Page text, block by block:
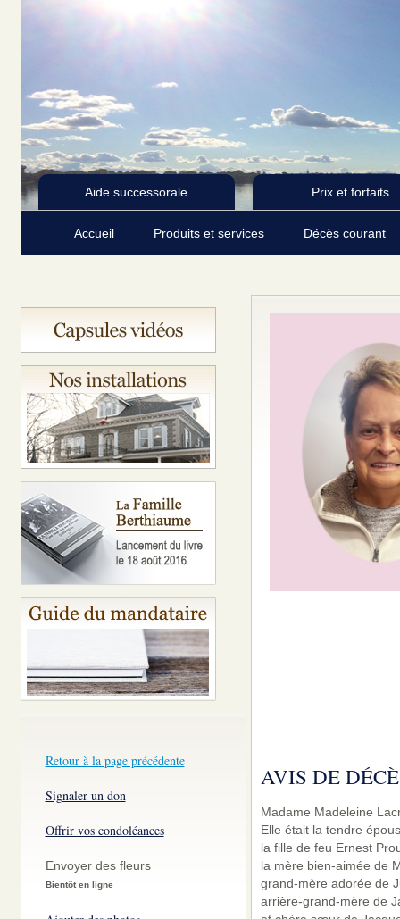
Aide successorale Prix et forfaits
Accueil Produits et services Décès courant
Retour à la page précédente
Signaler un don
Offrir vos condoléances
Envoyer des fleurs
Bientôt en ligne
AVIS DE
Madame Madeleine
Elle était la tendre
la fille de feu Ernest
la mère bien-aimée de
grand-mère adorée de
arrière-grand-mère de